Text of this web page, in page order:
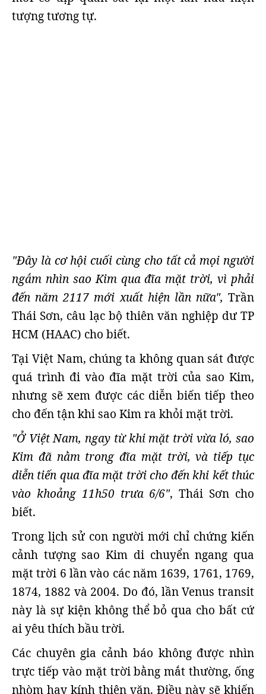
tượng tương tự.
"Đây là cơ hội cuối cùng cho tất cả mọi người
ngắm nhìn sao Kim qua đĩa mặt trời, vì phải
đến năm 2117 mới xuất hiện lần nữa", Trần
Thái Sơn, câu lạc bộ thiên văn nghiệp dư TP
HCM (HAAC) cho biết.
Tại Việt Nam, chúng ta không quan sát được
quá trình đi vào đĩa mặt trời của sao Kim,
nhưng sẽ xem được các diễn biến tiếp theo
cho đến tận khi sao Kim ra khỏi mặt trời.
"Ở Việt Nam, ngay từ khi mặt trời vừa ló, sao
Kim đã nằm trong đĩa mặt trời, và tiếp tục
diễn tiến qua đĩa mặt trời cho đến khi kết thúc
vào khoảng 11h50 trưa 6/6", Thái Sơn cho
biết.
Trong lịch sử con người mới chỉ chứng kiến
cảnh tượng sao Kim di chuyển ngang qua
mặt trời 6 lần vào các năm 1639, 1761, 1769,
1874, 1882 và 2004. Do đó, lần Venus transit
này là sự kiện không thể bỏ qua cho bất cứ
ai yêu thích bầu trời.
Các chuyên gia cảnh báo không được nhìn
trực tiếp vào mặt trời bằng mắt thường, ống
nhòm hay kính thiên văn. Điều này sẽ khiến